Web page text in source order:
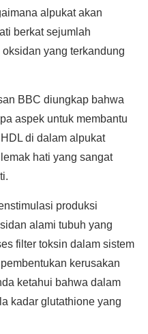
alpukat akan
berkat sejumlah
yang terkandung
BBC diungkap bahwa
aspek untuk membantu
di dalam alpukat
hati yang sangat
produksi
alami tubuh yang
filter toksin dalam sistem
kerusakan
ketahui bahwa dalam
kadar glutathione yang